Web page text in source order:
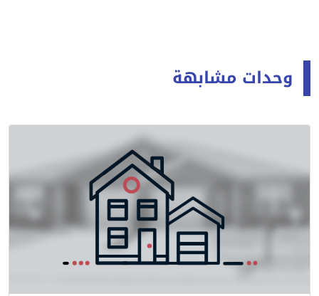
وحدات مشابهة